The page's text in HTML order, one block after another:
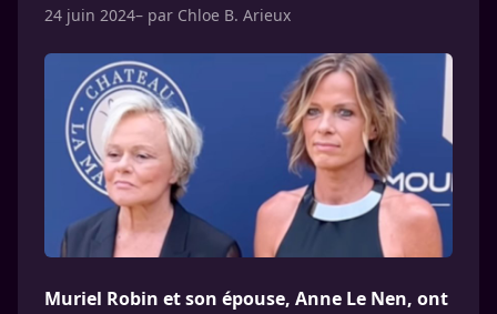
24 juin 2024– par Chloe B. Arieux
Muriel Robin et son épouse, Anne Le Nen, ont